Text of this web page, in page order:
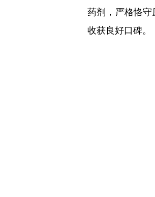
药剂，严格恪
收获良好口碑。